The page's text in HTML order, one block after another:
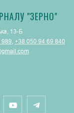
"ЗЕРНО"
13-Б
989, +38 050 94 69 840